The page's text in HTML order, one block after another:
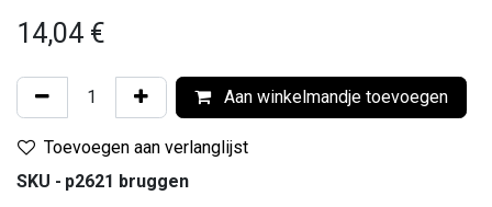
14,04 €
Aan winkelmandje toevoegen
Toevoegen aan verlanglijst
SKU - p2621 bruggen